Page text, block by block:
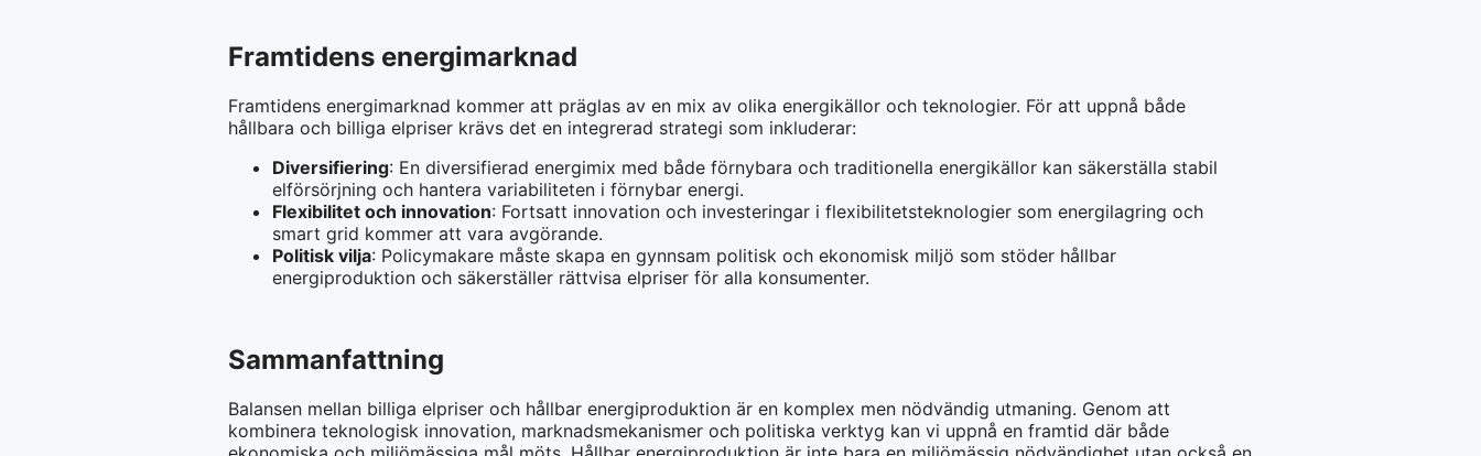
Framtidens energimarknad
Framtidens energimarknad kommer att präglas av en mix av olika energikällor och teknologier. För att uppnå både
hållbara och billiga elpriser krävs det en integrerad strategi som inkluderar:
Diversifiering: En diversifierad energimix med både förnybara och traditionella energikällor kan säkerställa stabil
elförsörjning och hantera variabiliteten i förnybar energi.
Flexibilitet och innovation: Fortsatt innovation och investeringar i flexibilitetsteknologier som energilagring och
smart grid kommer att vara avgörande.
Politisk vilja: Policymakare måste skapa en gynnsam politisk och ekonomisk miljö som stöder hållbar
energiproduktion och säkerställer rättvisa elpriser för alla konsumenter.
Sammanfattning
Balansen mellan billiga elpriser och hållbar energiproduktion är en komplex men nödvändig utmaning. Genom att
kombinera teknologisk innovation, marknadsmekanismer och politiska verktyg kan vi uppnå en framtid där både